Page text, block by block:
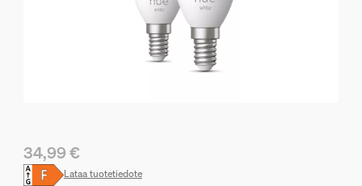
Nykyinen hinta on 34,99 €
34,99 €
Lataa tuotetiedote